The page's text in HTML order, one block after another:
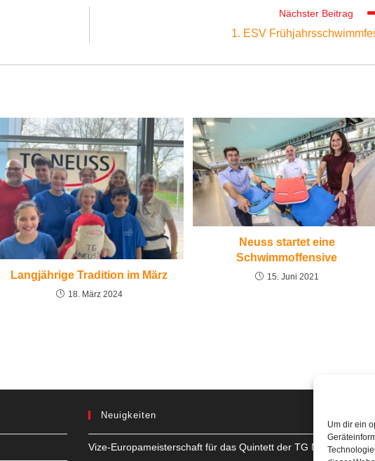
Um dir ein
Nächster Beitrag
1. ESV
Langjährige Tradition im März
18. März 2024
Neuss startet eine
Schwimmoffensive
15. Juni 2021
Neuigkeiten
Vize-Europameisterschaft für das Quintett der TG Neuss